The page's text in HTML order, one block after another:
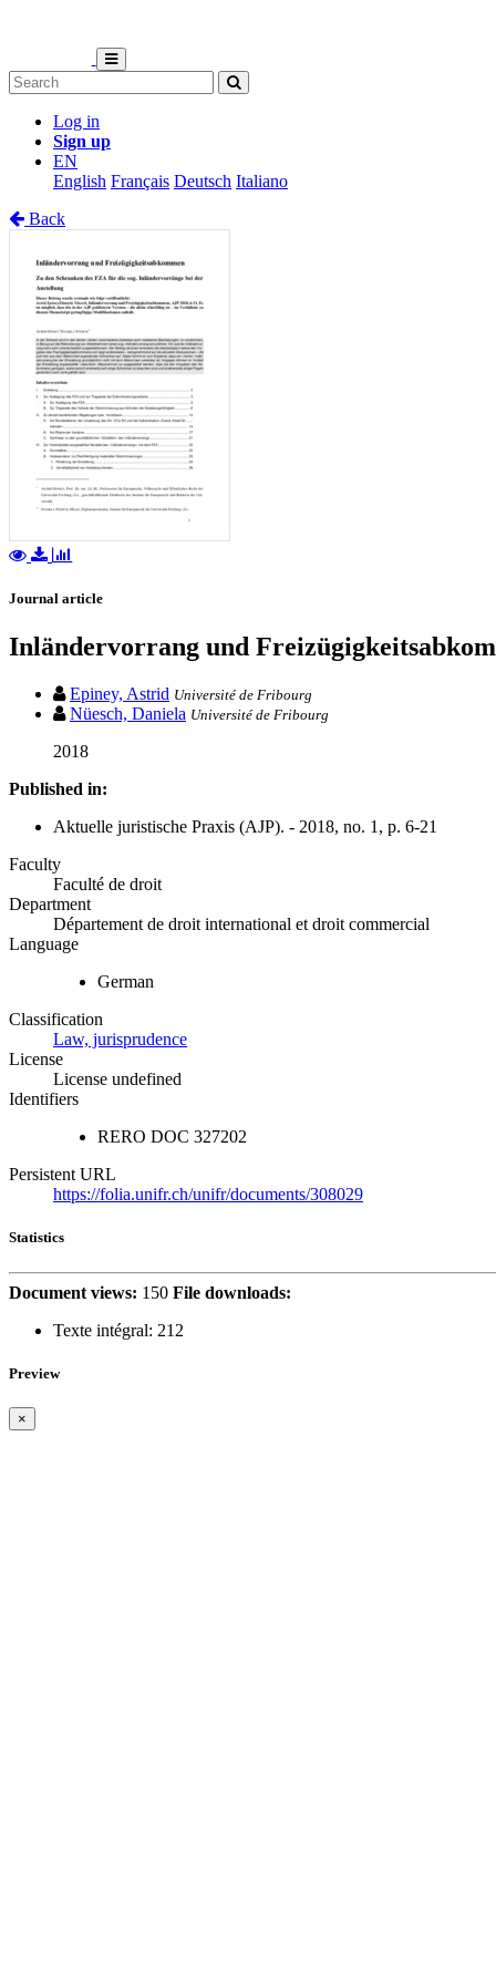
Log in
Sign up
EN
English Français Deutsch Italiano
Back
Journal article
Inländervorrang und
Epiney, Astrid Université de Fribourg
Nüesch, Daniela Université de Fribourg
2018
Published in:
Aktuelle juristische Praxis (AJP). - 2018, no. 1, p. 6-21
Faculty
Faculté de droit
Department
Département de droit international et droit commercial
Language
German
Classification
Law, jurisprudence
License
License undefined
Identifiers
RERO DOC 327202
Persistent URL
https://folia.unifr.ch/unifr/documents/308029
Statistics
Document views: 150 File downloads:
Texte intégral: 212
Preview
×